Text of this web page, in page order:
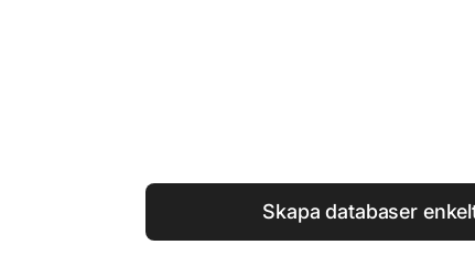
Skapa databaser